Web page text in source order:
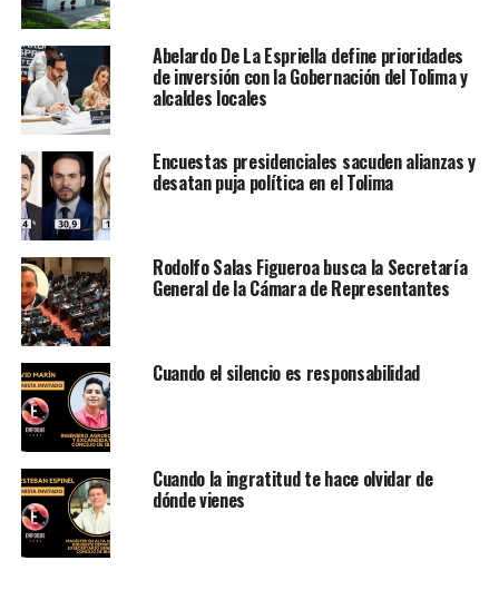
Abelardo De La Espriella define prioridades
de inversión con la Gobernación del Tolima y
alcaldes locales
Encuestas presidenciales sacuden alianzas y
desatan puja política en el Tolima
Rodolfo Salas Figueroa busca la Secretaría
General de la Cámara de Representantes
Cuando el silencio es responsabilidad
Cuando la ingratitud te hace olvidar de
dónde vienes